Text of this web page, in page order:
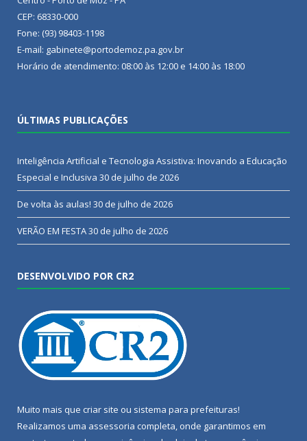
CEP: 68330-000
Fone: (93) 98403-1198
E-mail: gabinete@portodemoz.pa.gov.br
Horário de atendimento: 08:00 às 12:00 e 14:00 às 18:00
ÚLTIMAS PUBLICAÇÕES
Inteligência Artificial e Tecnologia Assistiva: Inovando a Educação
Especial e Inclusiva 30 de julho de 2026
De volta às aulas! 30 de julho de 2026
VERÃO EM FESTA30 de julho de 2026
DESENVOLVIDO POR CR2
Muito mais que criar site ou sistema para prefeituras!
Realizamos uma assessoria completa, onde garantimos em